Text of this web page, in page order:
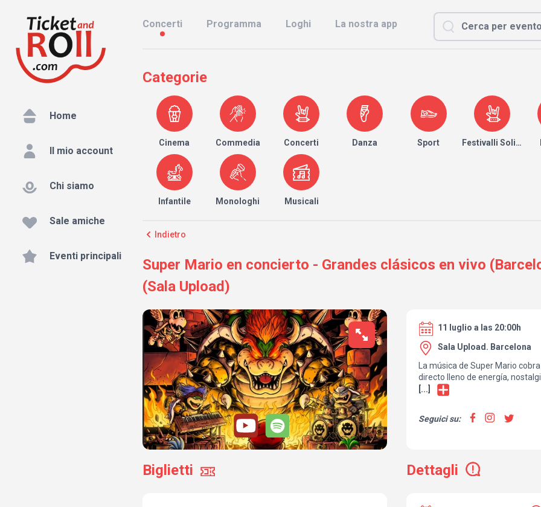
Home
Il mio account
Chi siamo
Sale amiche
Eventi principali
Concerti Programma Loghi La nostra app
Categorie
Cinema Commedia Concerti Danza Sport Festivalli Solidari
Infantile Monologhi Musicali
Indietro
Super Mario en concierto - Grandes clásicos en vivo
(Sala Upload)
11 luglio a las 20:00h
Sala Upload. Barcelona
La música de Super Mario
directo lleno de energía,
estas icónicas melodías a un
actual.
incluyendo Super Mario Bros,
Mario Bros 3, Super Mario
[...]
Seguici su:
Biglietti Dettagli